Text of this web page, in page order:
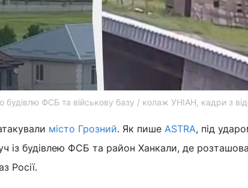
будівлю ФСБ та військову базу / колаж УНІАН, кадри з
місто Грозний. Як пише ASTRA, під
із будівлею ФСБ та район Ханкали, де
Росії.